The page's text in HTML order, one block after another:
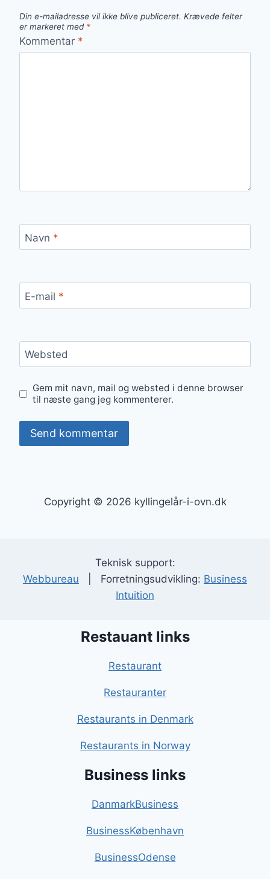
Din e-mailadresse vil ikke blive publiceret. Krævede felter
er markeret med *
Kommentar *
Navn *
E-mail *
Websted
Gem mit navn, mail og websted i denne browser
til næste gang jeg kommenterer.
Copyright © 2026 kyllingelår-i-ovn.dk
Teknisk support:
Webbureau | Forretningsudvikling: Business
Intuition
Restauant links
Restaurant
Restauranter
Restaurants in Denmark
Restaurants in Norway
Business links
DanmarkBusiness
BusinessKøbenhavn
BusinessOdense